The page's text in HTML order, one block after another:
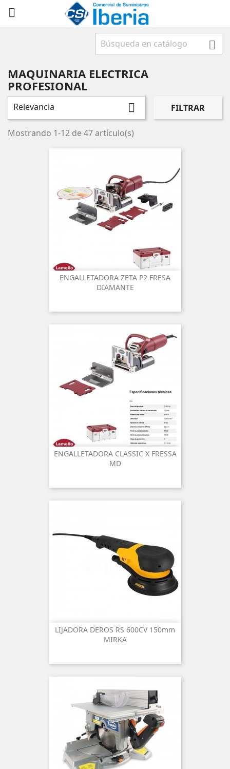


MAQUINARIA ELECTRICA
PROFESIONAL
Relevancia  FILTRAR
Mostrando 1-12 de 47 artículo(s)
ENGALLETADORA ZETA P2 FRESA
DIAMANTE
ENGALLETADORA CLASSIC X FRESSA
MD
LIJADORA DEROS RS 600CV 150mm
MIRKA